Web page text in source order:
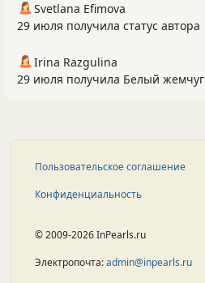
Svetlana Efimova
29 июля получила статус автора
Irina Razgulina
29 июля получила Белый жемчуг
Пользовательское соглашение
Конфиденциальность
© 2009-2026 InPearls.ru
Электропочта:admin@inpearls.ru